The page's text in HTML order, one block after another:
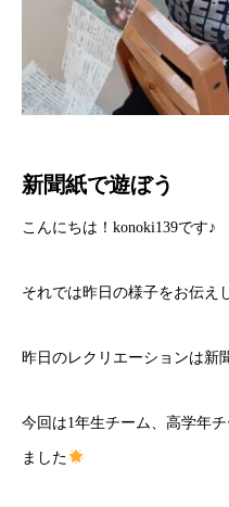
新聞紙で遊ぼう
こんにちは！konoki139です♪
それでは昨日の様子をお伝え
昨日のレクリエーションは新
今回は1年生チーム、高学年
ました